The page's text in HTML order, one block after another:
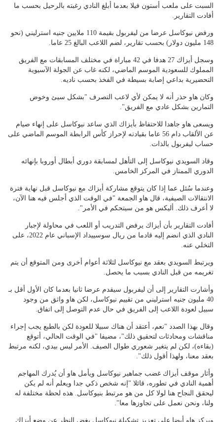
السبت على ملعب أستون فيلا بعدما أبلغ النادي رغبته بالرحيل بحسب ما
أفادت التقارير.
ورفض نيوكاسل عرضا من ليفربول بقيمة 110 ملايين جنيه استرليني (نحو
148 مليون دولار) بحسب تقارير، لضم اللاعب البالغ 25 عاما.
وسجل أيزاك 27 هدفا في 42 مباراة في مختلف المسابقات مع الفريق
المملوك للسعودية الموسم الماضي، لكنه غاب عن الجولة الآسيوية
التحضيرية بداعي إصابة بسيطة في الفخذ بحسب ناديه.
وكان هاو حذر أنه لا يمكن لأي لاعب التصرف "بشكل سيئ وخوض
التمارين بشكل عادي مع الفريق".
ويسعى هاو جاهدا للاحتفاظ بأيزاك الذي ساعد نيوكاسل على إنهاء صيام
عن الألقاب دام 56 عاما بقيادته لإحراز كأس الرابطة الموسم الماضي على
حساب ليفربول بالذات.
وقاد السويدي نيوكاسل إلى التأهل لمسابقة دوري أبطال أوروبا بإنهائه
الدوري الممتاز في المركز الخامس.
وعندما سُئل عما إذا كان يتوقع مشاركة أيزاك مع نيوكاسل قبل نهاية فترة
الانتقالات الصيفية، قال هاو الجمعة "في الوقت الذي أجلس فيه هنا الآن،
لا أعرف ذلك. أليكس هو من سيتحكم في الأمر".
أفادت التقارير بأن أيزاك يرفض التدريب أو اللعب في محاولة لإجبار
النادي الذي انضم إليه قادما من ريال سوسييداد الإسباني عام 2022، على
التخلي عنه.
ويرتبط السويدي بعقد مع نيوكاسل لثلاثة أعوام أخرى ومن المتوقع أن يتم
تغريمه من قبل النادي بسبب ما يحصل.
وأشارت التقارير إلى أن ليفربول سيقدم عرضا ثانيا بعدما كان الأول أقل بـ
40 مليون جنيه استرليني من تقييم نيوكاسل، لكن هاو واثق من وجود
سبيل لعودة اللاعب إلى الفريق في حال عدم التوصل إلى اتفاق.
وقال بهذا الصدد "نعم، أعتقد أن هناك سبيلا للعودة لكن بالطبع يجب إجراء
مناقشات ومحادثات لتحقيق ذلك"، مضيفا "في الوقت الحالي، أتوقع
(بقاءه)، لكن لم يتغير شعوري طوال الصيف. الأمر ليس بيدي، لكنه مرتبط
بعقد معنا، ولهذا أقول ذلك".
وأثار موقف أيزاك غضب جماهير نيوكاسل ويأمل هاو أن يُدرك المهاجم
أهمية النادي في تطوره، قائلا "إنه شخص ذكي جدا ويعلم أنه لم يكن
ليحقق النجاح هنا لولا كل من هو مرتبط بنيوكاسل. هذه لحظة مختلفة له
ولنا، ونحن نعمل على تجاوزها معا".
ويركز هاو أيضا على تعزيز تشكيلة نيوكاسل بغض النظر عن وضع أيزاك